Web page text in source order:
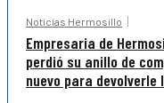
Noticias Hermosillo
Empresaria de
perdió su anillo de
nuevo para devolverle